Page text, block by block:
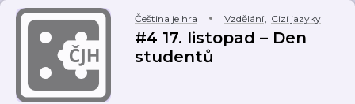
Čeština je hra Vzdělání, Cizí jazyky
#4 17. listopad – Den
studentů